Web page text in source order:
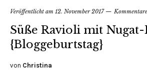
Veröffentlicht am 12. November 2017
Süße Ravioli mit
{Bloggeburtstag}
von Christina